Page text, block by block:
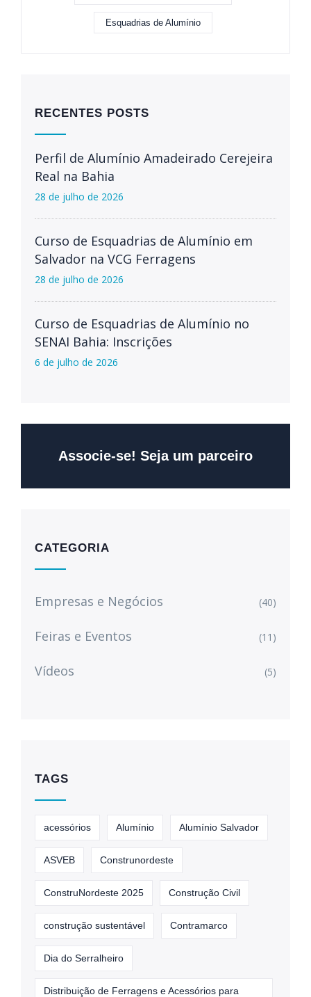
Esquadrias de Alumínio
RECENTES POSTS
Perfil de Alumínio Amadeirado Cerejeira
Real na Bahia
28 de julho de 2026
Curso de Esquadrias de Alumínio em
Salvador na VCG Ferragens
28 de julho de 2026
Curso de Esquadrias de Alumínio no
SENAI Bahia: Inscrições
6 de julho de 2026
Associe-se! Seja um parceiro
CATEGORIA
Empresas e Negócios (40)
Feiras e Eventos (11)
Vídeos (5)
TAGS
acessórios Alumínio Alumínio Salvador
ASVEB Construnordeste
ConstruNordeste 2025 Construção Civil
construção sustentável Contramarco
Dia do Serralheiro
Distribuição de Ferragens e Acessórios para